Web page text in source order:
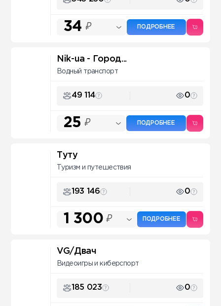
34 ₽ ПОДРОБНЕЕ
Nik-ua - Город...
Водный транспорт
49 114 0
25 ₽ ПОДРОБНЕЕ
Туту
Туризм и путешествия
193 146 0
1 300 ₽ ПОДРОБНЕЕ
VG/Двач
Видеоигры и киберспорт
185 023 0